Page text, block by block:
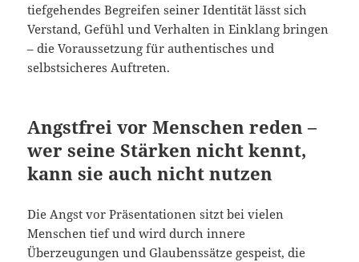
tiefgehendes Begreifen seiner Identität lässt sich
Verstand, Gefühl und Verhalten in Einklang bringen
– die Voraussetzung für authentisches und
selbstsicheres Auftreten.
Angstfrei vor Menschen reden –
wer seine Stärken nicht kennt,
kann sie auch nicht nutzen
Die Angst vor Präsentationen sitzt bei vielen
Menschen tief und wird durch innere
Überzeugungen und Glaubenssätze gespeist, die